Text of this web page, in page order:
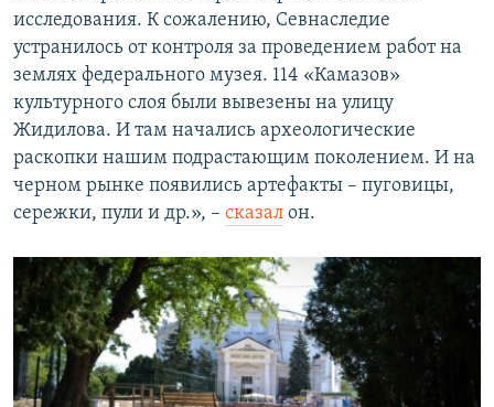
исследования. К сожалению, Севнаследие
устранилось от контроля за проведением работ на
землях федерального музея. 114 «Камазов»
культурного слоя были вывезены на улицу
Жидилова. И там начались археологические
раскопки нашим подрастающим поколением. И на
черном рынке появились артефакты – пуговицы,
сережки, пули и др.», – сказал он.